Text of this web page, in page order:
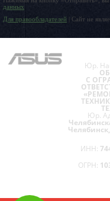
данных
Для правообладателей | Сайт не
Юр.
С
Юр.
ИНН:
ОГРН: